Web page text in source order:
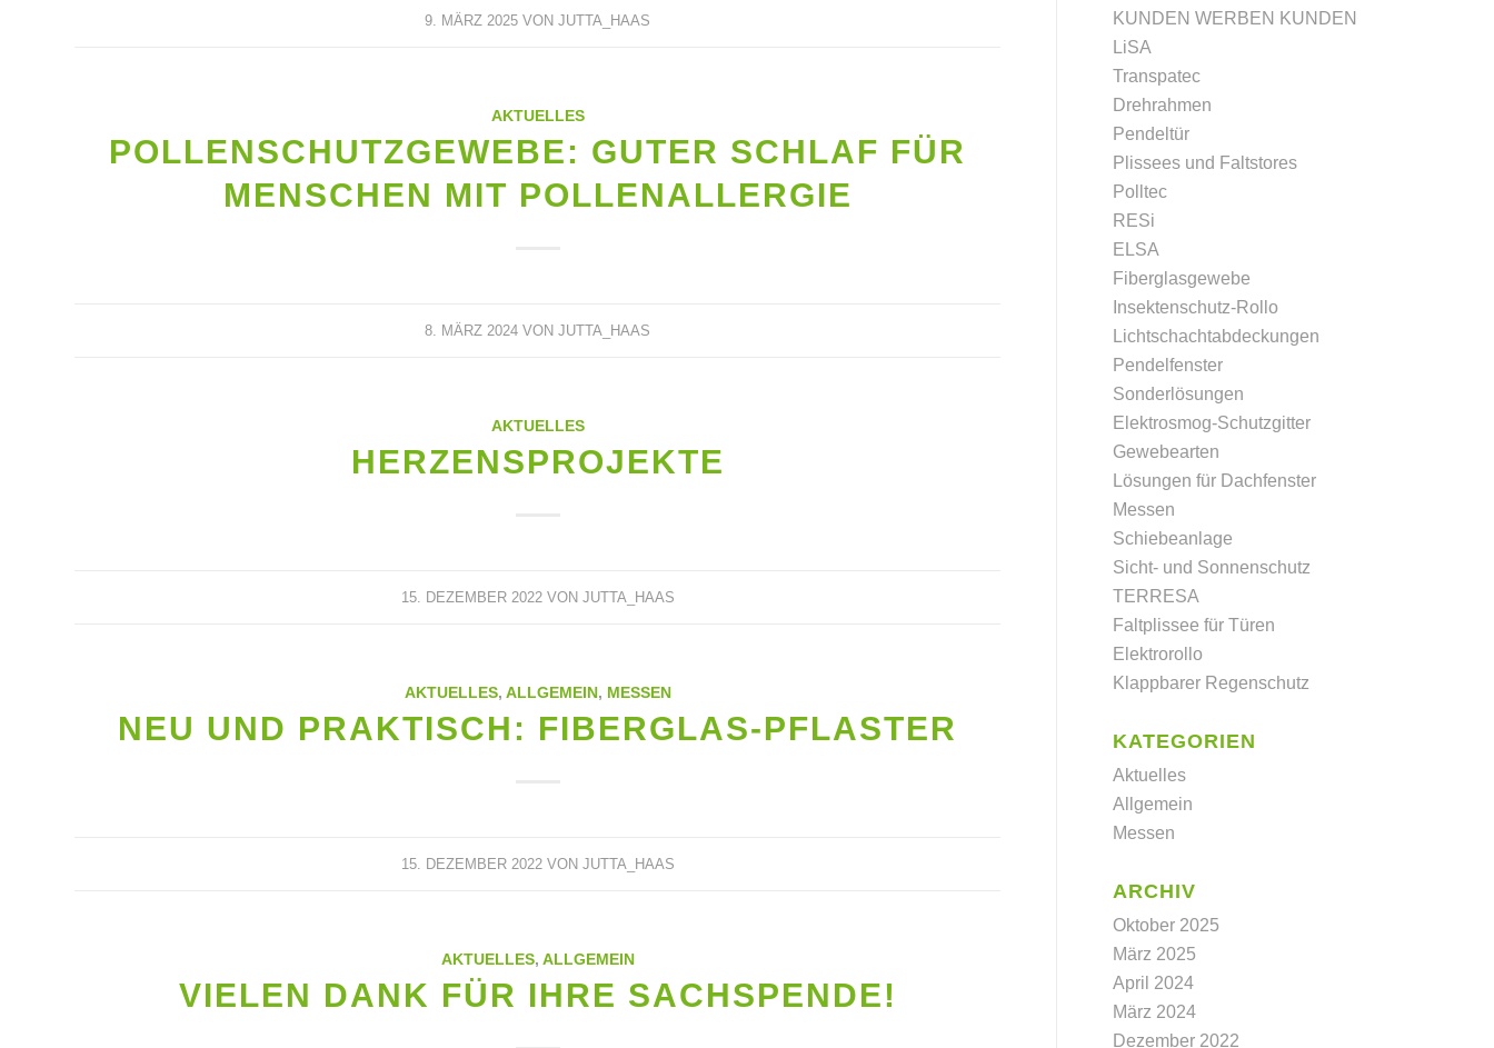
9. MÄRZ 2025 VONJUTTA_HAAS
AKTUELLES
POLLENSCHUTZGEWEBE: GUTER SCHLAF FÜR
MENSCHEN MIT POLLENALLERGIE
8. MÄRZ 2024 VONJUTTA_HAAS
AKTUELLES
HERZENSPROJEKTE
15. DEZEMBER 2022 VON JUTTA_HAAS
AKTUELLES, ALLGEMEIN, MESSEN
NEU UND PRAKTISCH: FIBERGLAS-PFLASTER
15. DEZEMBER 2022 VON JUTTA_HAAS
AKTUELLES, ALLGEMEIN
VIELEN DANK FÜR IHRE SACHSPENDE!
KUNDEN WERBEN KUNDEN
LiSA
Transpatec
Drehrahmen
Pendeltür
Plissees und Faltstores
Polltec
RESi
ELSA
Fiberglasgewebe
Insektenschutz-Rollo
Lichtschachtabdeckungen
Pendelfenster
Sonderlösungen
Elektrosmog-Schutzgitter
Gewebearten
Lösungen für Dachfenster
Messen
Schiebeanlage
Sicht- und Sonnenschutz
TERRESA
Faltplissee für Türen
Elektrorollo
Klappbarer Regenschutz
KATEGORIEN
Aktuelles
Allgemein
Messen
ARCHIV
Oktober 2025
März 2025
April 2024
März 2024
Dezember 2022